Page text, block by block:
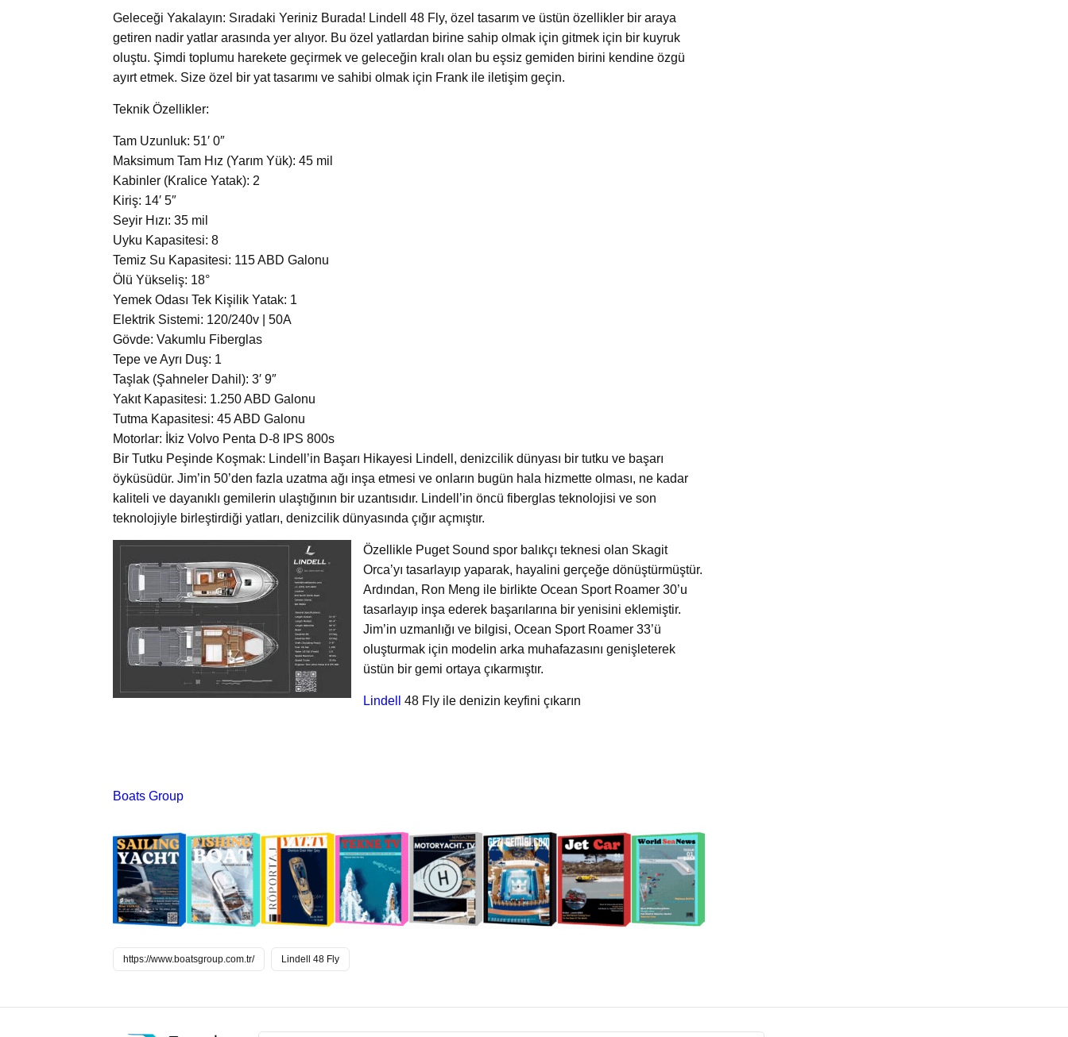
Geleceği Yakalayın: Sıradaki Yeriniz Burada! Lindell 48 Fly, özel tasarım ve üstün özellikler bir araya
getiren nadir yatlar arasında yer alıyor. Bu özel yatlardan birine sahip olmak için gitmek için bir kuyruk
oluştu. Şimdi toplumu harekete geçirmek ve geleceğin kralı olan bu eşsiz gemiden birini kendine özgü
ayırt etmek. Size özel bir yat tasarımı ve sahibi olmak için Frank ile iletişim geçin.
Teknik Özellikler:
Tam Uzunluk: 51′ 0″
Maksimum Tam Hız (Yarım Yük): 45 mil
Kabinler (Kralice Yatak): 2
Kiriş: 14′ 5″
Seyir Hızı: 35 mil
Uyku Kapasitesi: 8
Temiz Su Kapasitesi: 115 ABD Galonu
Ölü Yükseliş: 18°
Yemek Odası Tek Kişilik Yatak: 1
Elektrik Sistemi: 120/240v | 50A
Gövde: Vakumlu Fiberglas
Tepe ve Ayrı Duş: 1
Taşlak (Şahneler Dahil): 3′ 9″
Yakıt Kapasitesi: 1.250 ABD Galonu
Tutma Kapasitesi: 45 ABD Galonu
Motorlar: İkiz Volvo Penta D-8 IPS 800s
Bir Tutku Peşinde Koşmak: Lindell’in Başarı Hikayesi Lindell, denizcilik dünyası bir tutku ve başarı
öyküsüdür. Jim’in 50’den fazla uzatma ağı inşa etmesi ve onların bugün hala hizmette olması, ne kadar
kaliteli ve dayanıklı gemilerin ulaştığının bir uzantısıdır. Lindell’in öncü fiberglas teknolojisi ve son
teknolojiyle birleştirdiği yatları, denizcilik dünyasında çığır açmıştır.
Özellikle Puget Sound spor balıkçı teknesi olan Skagit
Orca’yı tasarlayıp yaparak, hayalini gerçeğe dönüştürmüştür.
Ardından, Ron Meng ile birlikte Ocean Sport Roamer 30’u
tasarlayıp inşa ederek başarılarına bir yenisini eklemiştir.
Jim’in uzmanlığı ve bilgisi, Ocean Sport Roamer 33’ü
oluşturmak için modelin arka muhafazasını genişleterek
üstün bir gemi ortaya çıkarmıştır.
Lindell 48 Fly ile denizin keyfini çıkarın
Boats Group
https://www.boatsgroup.com.tr/ Lindell 48 Fly